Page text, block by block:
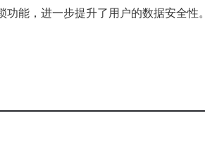
能，进一步提升了用户的数据安全性。